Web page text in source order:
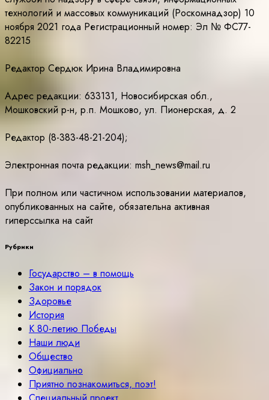
технологий и массовых коммуникаций (Роскомнадзор) 10
ноября 2021 года Регистрационный номер: Эл № ФС77-
82215
Редактор Сердюк Ирина Владимировна
Адрес редакции: 633131, Новосибирская обл.,
Мошковский р-н, р.п. Мошково, ул. Пионерская, д. 2
Редактор (8-383-48-21-204);
Электронная почта редакции: msh_news@mail.ru
При полном или частичном использовании материалов,
опубликованных на сайте, обязательна активная
гиперссылка на сайт
Рубрики
Государство – в помощь
Закон и порядок
Здоровье
История
К 80-летию Победы
Наши люди
Общество
Официально
Приятно познакомиться, поэт!